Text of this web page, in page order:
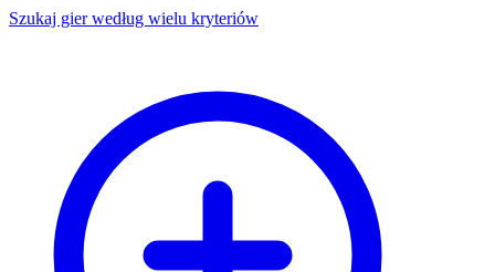
Szukaj gier według wielu kryteriów